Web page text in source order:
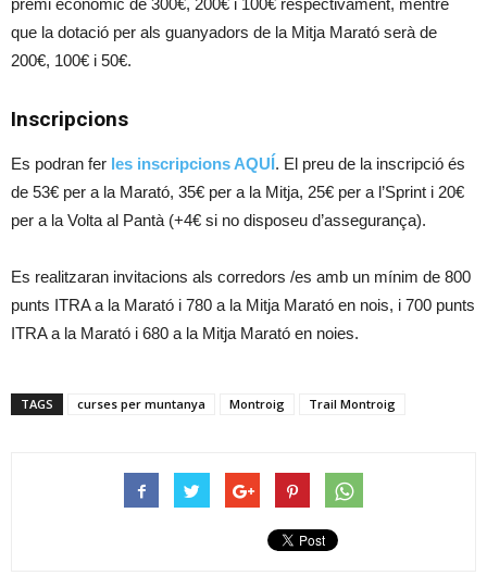
premi econòmic de 300€, 200€ i 100€ respectivament, mentre
que la dotació per als guanyadors de la Mitja Marató serà de
200€, 100€ i 50€.
Inscripcions
Es podran fer les inscripcions AQUÍ. El preu de la inscripció és
de 53€ per a la Marató, 35€ per a la Mitja, 25€ per a l’Sprint i 20€
per a la Volta al Pantà (+4€ si no disposeu d’assegurança).
Es realitzaran invitacions als corredors /es amb un mínim de 800
punts ITRA a la Marató i 780 a la Mitja Marató en nois, i 700 punts
ITRA a la Marató i 680 a la Mitja Marató en noies.
TAGS curses per muntanya Montroig Trail Montroig